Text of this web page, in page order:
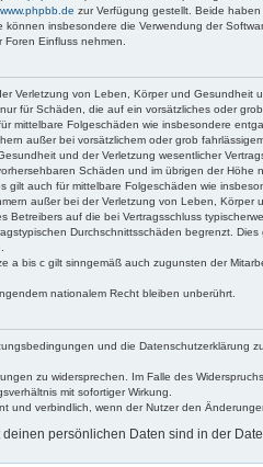
www.phpbb.de zur Verfügung gestellt. Beide
können insbesondere die Verwendung der
Einfluss nehmen.
Verletzung von Leben, Körper und Gesundheit
für Schäden, die auf ein vorsätzliches oder
mittelbare Folgeschäden wie insbesondere
außer bei vorsätzlichem oder grob
und der Verletzung wesentlicher
Schäden und im übrigen der Höhe
gilt auch für mittelbare Folgeschäden wie
außer bei der Verletzung von Leben, Körper
Betreibers auf die bei Vertragsschluss
Durchschnittsschäden begrenzt.
a bis c gilt sinngemäß auch zugunsten der
nationalem Recht bleiben unberührt.
und die Datenschutzerklärung
zu widersprechen. Im Falle des
mit sofortiger Wirkung.
und verbindlich, wenn der Nutzer den
persönlichen Daten sind in der